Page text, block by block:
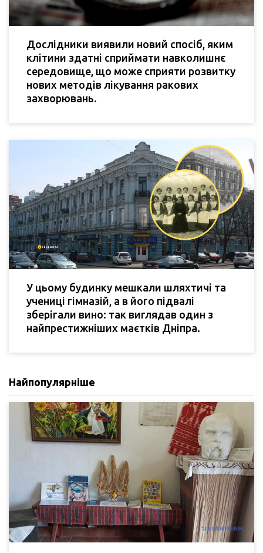
Дослідники виявили новий спосіб, яким
клітини здатні сприймати навколишнє
середовище, що може сприяти розвитку
нових методів лікування ракових
захворювань.
У цьому будинку мешкали шляхтичі та
учениці гімназій, а в його підвалі
зберігали вино: так виглядав один з
найпрестижніших маєтків Дніпра.
Найпопулярніше